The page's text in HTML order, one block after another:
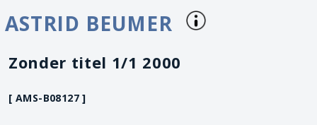
ASTRID BEUMER
Zonder titel 1/1 2000
[ AMS-B08127 ]